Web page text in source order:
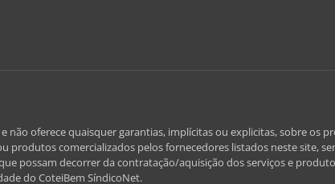
oferece quaisquer garantias, implícitas ou explicitas, sobre os
produtos comercializados pelos fornecedores listados neste site,
possam decorrer da contratação/aquisição dos serviços e
do CoteiBem SíndicoNet.